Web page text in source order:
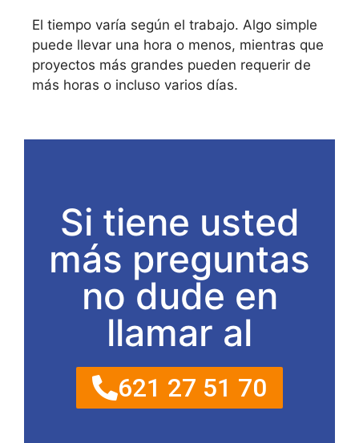
El tiempo varía según el trabajo. Algo simple
puede llevar una hora o menos, mientras que
proyectos más grandes pueden requerir de
más horas o incluso varios días.
Si tiene usted
más preguntas
no dude en
llamar al
621 27 51 70